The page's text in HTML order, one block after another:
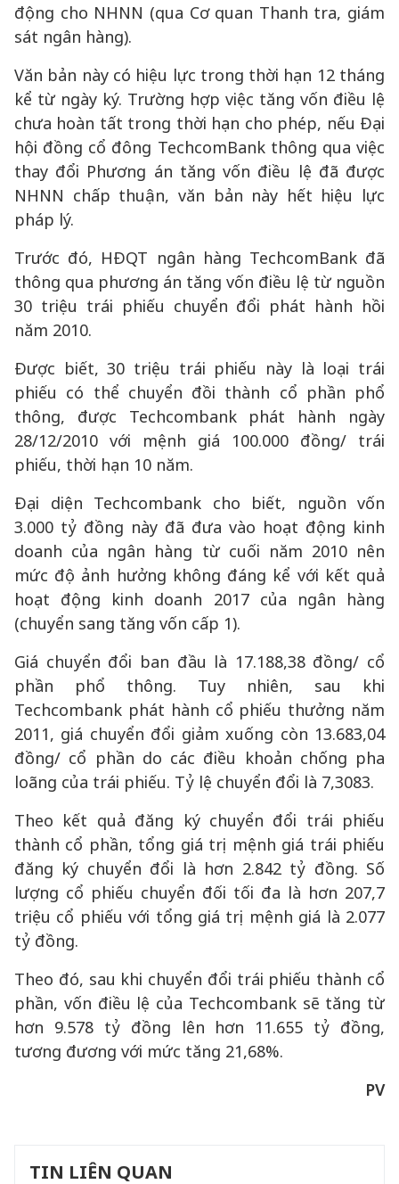
động cho NHNN (qua Cơ quan Thanh tra, giám
sát ngân hàng).
Văn bản này có hiệu lực trong thời hạn 12 tháng
kể từ ngày ký. Trường hợp việc tăng vốn điều lệ
chưa hoàn tất trong thời hạn cho phép, nếu Đại
hội đồng cổ đông TechcomBank thông qua việc
thay đổi Phương án tăng vốn điều lệ đã được
NHNN chấp thuận, văn bản này hết hiệu lực
pháp lý.
Trước đó, HĐQT ngân hàng TechcomBank đã
thông qua phương án tăng vốn điều lệ từ nguồn
30 triệu trái phiếu chuyển đổi phát hành hồi
năm 2010.
Được biết, 30 triệu trái phiếu này là loại trái
phiếu có thể chuyển đồi thành cổ phần phổ
thông, được Techcombank phát hành ngày
28/12/2010 với mệnh giá 100.000 đồng/ trái
phiếu, thời hạn 10 năm.
Đại diện Techcombank cho biết, nguồn vốn
3.000 tỷ đồng này đã đưa vào hoạt động kinh
doanh của ngân hàng từ cuối năm 2010 nên
mức độ ảnh hưởng không đáng kể với kết quả
hoạt động kinh doanh 2017 của ngân hàng
(chuyển sang tăng vốn cấp 1).
Giá chuyển đổi ban đầu là 17.188,38 đồng/ cổ
phần phổ thông. Tuy nhiên, sau khi
Techcombank phát hành cổ phiếu thưởng năm
2011, giá chuyển đổi giảm xuống còn 13.683,04
đồng/ cổ phần do các điều khoản chống pha
loãng của trái phiếu. Tỷ lệ chuyển đổi là 7,3083.
Theo kết quả đăng ký chuyển đổi trái phiếu
thành cổ phần, tổng giá trị mệnh giá trái phiếu
đăng ký chuyển đổi là hơn 2.842 tỷ đồng. Số
lượng cổ phiếu chuyển đối tối đa là hơn 207,7
triệu cổ phiếu với tổng giá trị mệnh giá là 2.077
tỷ đồng.
Theo đó, sau khi chuyển đổi trái phiếu thành cổ
phần, vốn điều lệ của Techcombank sẽ tăng từ
hơn 9.578 tỷ đồng lên hơn 11.655 tỷ đồng,
tương đương với mức tăng 21,68%.
PV
TIN LIÊN QUAN